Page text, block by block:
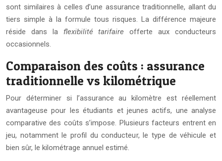
sont similaires à celles d’une assurance traditionnelle, allant du
tiers simple à la formule tous risques. La différence majeure
réside dans la flexibilité tarifaireofferte aux conducteurs
occasionnels.
Comparaison des coûts : assurance
traditionnelle vs kilométrique
Pour déterminer si l’assurance au kilomètre est réellement
avantageuse pour les étudiants et jeunes actifs, une analyse
comparative des coûts s’impose. Plusieurs facteurs entrent en
jeu, notamment le profil du conducteur, le type de véhicule et
bien sûr, le kilométrage annuel estimé.